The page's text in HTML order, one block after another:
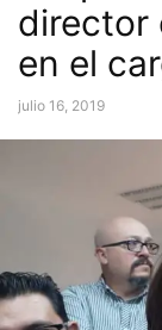
director
en el
julio 16, 2019